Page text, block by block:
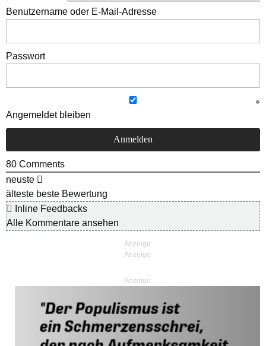
Benutzername oder E-Mail-Adresse
Passwort
Angemeldet bleiben
80 Comments
neuste
älteste beste Bewertung
Inline Feedbacks
Alle Kommentare ansehen
Anzeige